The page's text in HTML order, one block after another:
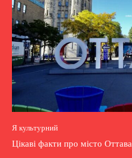
Я культурний
Цікаві факти про місто Оттава